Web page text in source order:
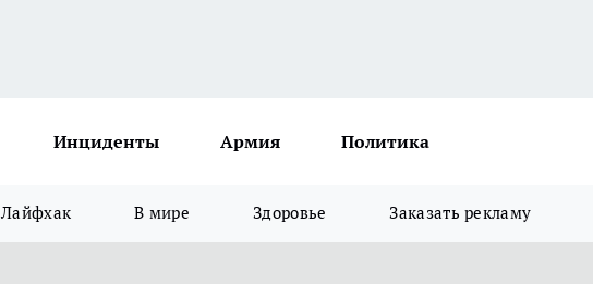
Инциденты Армия Политика
Лайфхак В мире Здоровье Заказать рекламу